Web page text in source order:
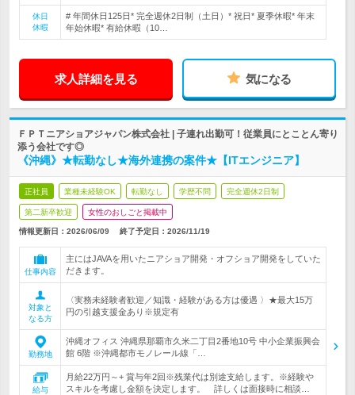
休日
休暇
# 年間休日125日* 完全週休2日制（土日）* 祝日* 夏季休暇* 年末
年始休暇* 有給休暇（10…
求人詳細を見る 気になる
ＦＰＴニアショアジャパン株式会社 | 子連れ出勤可！従業員にとことん寄り
添う会社です◎
《沖縄》★転勤なし★海外連携の案件★【ITエンジニア】
正社員 業種未経験OK 転勤なし 学歴不問 完全週休2日制
第二新卒歓迎 女性のおしごと掲載中
情報更新日：2026/06/09 終了予定日： 2026/11/19
仕事内容
主にはJAVAを用いたニアショア開発・オフショア開発をしていた
だきます。
対象と
なる方
〈実務未経験者歓迎／知識・経験がある方は優遇 〉★最大15万
円の引越支援金あり※規定有
勤務地
沖縄オフィス 沖縄県那覇市久米二丁目2番地10号 中小企業振興会
館 6階 ※沖縄都市モノレール線「…
給与
月給22万円～+ 賞与年2回※残業代は別途支給します。※経験や
スキルを考慮し金額を決定します。 詳しくは面接時に相談…